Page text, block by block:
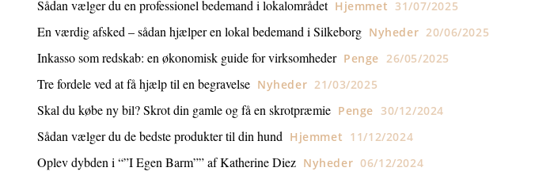
Sådan vælger du en professionel bedemand i lokalområdet Hjemmet 31/07/2025
En værdig afsked – sådan hjælper en lokal bedemand i Silkeborg Nyheder 20/06/2025
Inkasso som redskab: en økonomisk guide for virksomheder Penge 26/05/2025
Tre fordele ved at få hjælp til en begravelse Nyheder 21/03/2025
Skal du købe ny bil? Skrot din gamle og få en skrotpræmie Penge 30/12/2024
Sådan vælger du de bedste produkter til din hund Hjemmet 11/12/2024
Oplev dybden i “”I Egen Barm”” af Katherine Diez Nyheder 06/12/2024